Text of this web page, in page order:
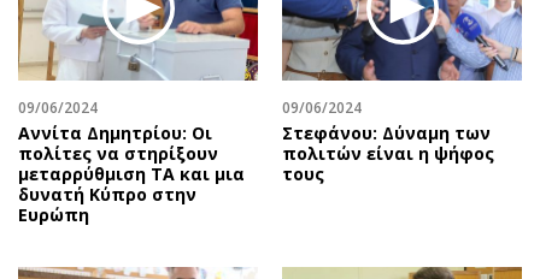
Ελλάδα
Κόσμος
Παράξενα
Πολιτισμός
Σινεμά
Θέατρο-Χορός
Μουσική
Συνταγές
Έξοδος
Media
Εκπομπές
Wine routes
Podcasts
09/06/2024
Αννίτα Δημητρίου: Οι
πολίτες να στηρίξουν
μεταρρύθμιση ΤΑ και μια
δυνατή Κύπρο στην
Ευρώπη
09/06/2024
Στεφάνου: Δύναμη των
πολιτών είναι η ψήφος
τους